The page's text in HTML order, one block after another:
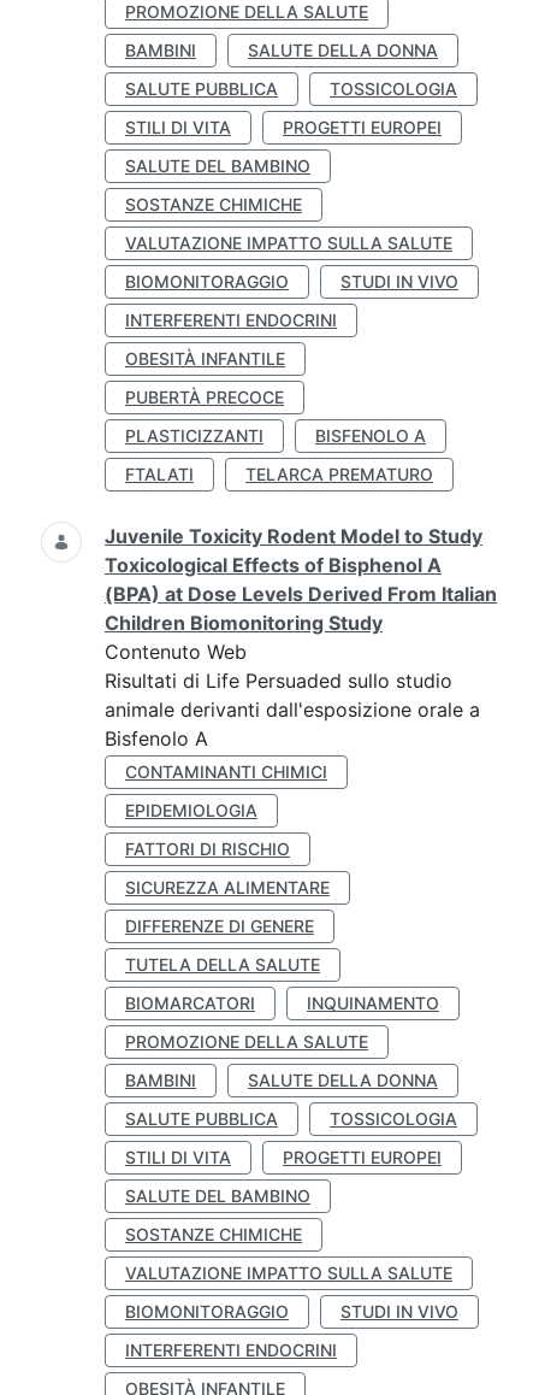
PROMOZIONE DELLA SALUTE
BAMBINI
SALUTE DELLA DONNA
SALUTE PUBBLICA
TOSSICOLOGIA
STILI DI VITA
PROGETTI EUROPEI
SALUTE DEL BAMBINO
SOSTANZE CHIMICHE
VALUTAZIONE IMPATTO SULLA SALUTE
BIOMONITORAGGIO
STUDI IN VIVO
INTERFERENTI ENDOCRINI
OBESITÀ INFANTILE
PUBERTÀ PRECOCE
PLASTICIZZANTI
BISFENOLO A
FTALATI
TELARCA PREMATURO
Juvenile Toxicity Rodent Model to Study
Toxicological Effects of Bisphenol A
(BPA) at Dose Levels Derived From Italian
Children Biomonitoring Study
Contenuto Web
Risultati di Life Persuaded sullo studio
animale derivanti dall'esposizione orale a
Bisfenolo A
CONTAMINANTI CHIMICI
EPIDEMIOLOGIA
FATTORI DI RISCHIO
SICUREZZA ALIMENTARE
DIFFERENZE DI GENERE
TUTELA DELLA SALUTE
BIOMARCATORI
INQUINAMENTO
PROMOZIONE DELLA SALUTE
BAMBINI
SALUTE DELLA DONNA
SALUTE PUBBLICA
TOSSICOLOGIA
STILI DI VITA
PROGETTI EUROPEI
SALUTE DEL BAMBINO
SOSTANZE CHIMICHE
VALUTAZIONE IMPATTO SULLA SALUTE
BIOMONITORAGGIO
STUDI IN VIVO
INTERFERENTI ENDOCRINI
OBESITÀ INFANTILE